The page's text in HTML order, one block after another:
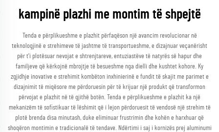
kampinë plazhi me montim të shpejtë
Tenda e përplikueshme e plazhit përfaqëson një avancim revolucionar në
teknologjinë e strehimeve të jashtme të transportueshme, e dizajnuar veçanërisht
për t'i plotësuar nevojat e shtrenjtareve, entuziastëve të natyrës së hapur dhe
familjeve që kërkojnë mbrojtje të besueshme nga dielli dhe kushtet kohore. Ky
zgjidhje inovative e strehimit kombëton inxhinierinë e fundit të skajit me parimet e
dizajnimit të miqësore me përdoruesin për të krijuar një produkt që transformon
përvojat e plazhit në të gjithë botën. Tenda e përplikueshme e plazhit ka një
mekanizëm të sofistikuar të lëshimit që i lejon përdoruesit të vendosë një strehim të
plotë brenda disa minutash, duke eliminuar frustrimin dhe kohën e harxhuar që
shoqëron montimin e tradicionalë të tendave. Ndërtimi i saj i kornizës prej aluminumi